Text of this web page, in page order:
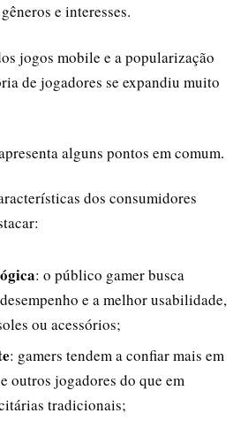
e interesses.
jogos mobile e a popularização
de jogadores se expandiu muito
alguns pontos em comum.
dos consumidores
: o público gamer busca
e a melhor usabilidade,
ou acessórios;
: gamers tendem a confiar mais em
outros jogadores do que em
tradicionais;